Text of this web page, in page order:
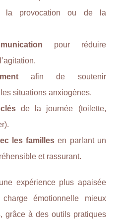
la provocation ou de la
pour réduire
afin de soutenir
situations anxiogènes.
de la journée (toilette,
les familles en parlant un
et rassurant.
expérience plus apaisée
émotionnelle mieux
grâce à des outils pratiques